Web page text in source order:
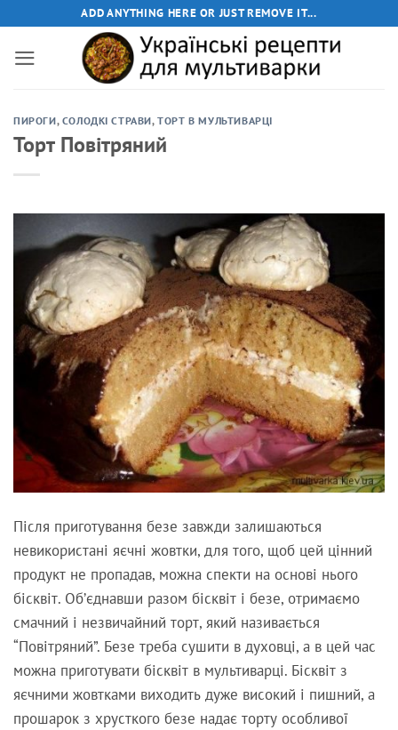
ADD ANYTHING HERE OR JUST REMOVE IT...
ПИРОГИ, СОЛОДКІ СТРАВИ,ТОРТ В МУЛЬТИВАРЦІ
Торт Повітряний
Після приготування безе завжди залишаються
невикористані яєчні жовтки, для того, щоб цей цінний
продукт не пропадав, можна спекти на основі нього
бісквіт. Об’єднавши разом бісквіт і безе, отримаємо
смачний і незвичайний торт, який називається
“Повітряний”. Безе треба сушити в духовці, а в цей час
можна приготувати бісквіт в мультиварці. Бісквіт з
яєчними жовтками виходить дуже високий і пишний, а
прошарок з хрусткого безе надає торту особливої